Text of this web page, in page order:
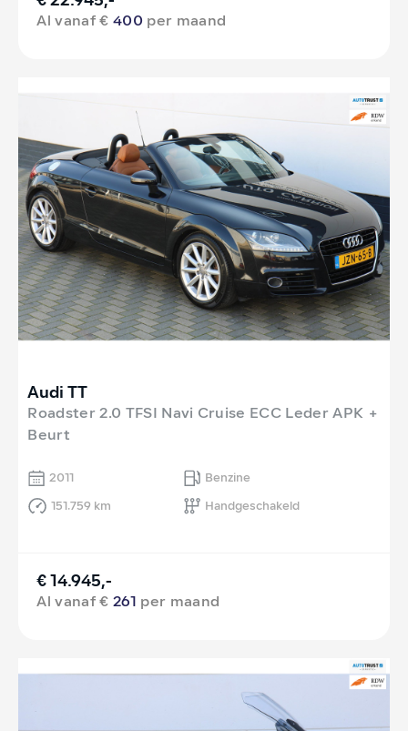
Al vanaf €400 per maand
Audi TT
Roadster 2.0 TFSI Navi Cruise ECC Leder APK +
Beurt
2011
Benzine
151.759 km
Handgeschakeld
€ 14.945,-
Al vanaf €261 per maand